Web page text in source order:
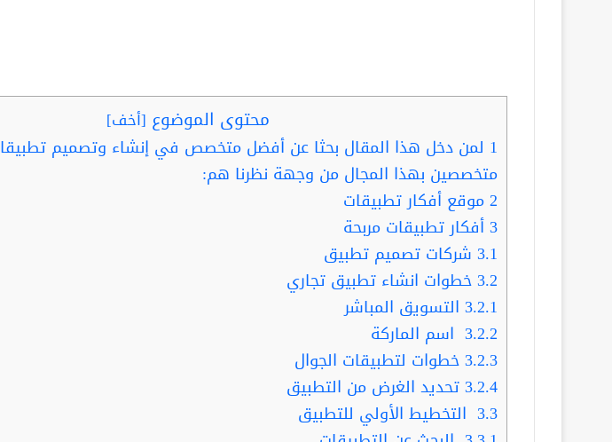
محتوى الموضوع [أخف]
1 لمن دخل هذا المقال بحثا عن أفضل متخصص في إنشاء وتصميم
متخصصين بهذا المجال من وجهة نظرنا هم:
2موقع أفكار تطبيقات
3أفكار تطبيقات مربحة
3.1 شركات تصميم تطبيق
3.2خطوات انشاء تطبيق تجاري
3.2.1 التسويق المباشر
3.2.2 اسم الماركة
3.2.3خطوات لتطبيقات الجوال
3.2.4تحديد الغرض من التطبيق
3.3 التخطيط الأولي للتطبيق